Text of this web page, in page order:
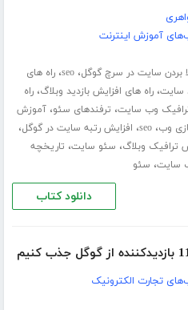
آموزش اینترنت
بردن سایت در سرچ گوگل،seo،راه های
سایت،راه های افزایش بازدید وبلاگ،راه
وب سایت، ترفندهای سئو،آموزش
وب،seo، افزایش رتبه سایت در گوگل،
ترافیک وبلاگ، سئو سایت، تاریخچه
سایت، سئو
دانلود کتاب
تجارت الکترونیک